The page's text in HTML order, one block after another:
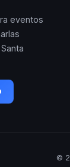
eventos
©